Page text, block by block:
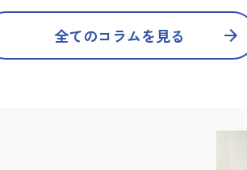
全てのコラムを見る